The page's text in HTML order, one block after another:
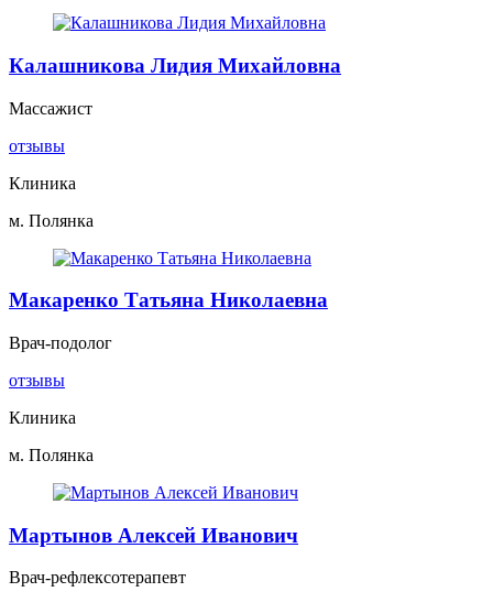
Калашникова Лидия Михайловна
Массажист
отзывы
Клиника
м. Полянка
Макаренко Татьяна Николаевна
Врач-подолог
отзывы
Клиника
м. Полянка
Мартынов Алексей Иванович
Врач-рефлексотерапевт